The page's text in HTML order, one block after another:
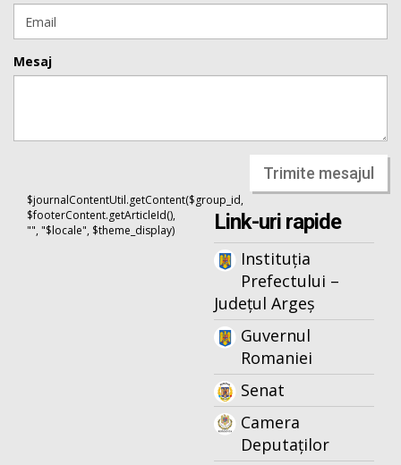
Mesaj
Trimite mesajul
$journalContentUtil.getContent($group_id,
$footerContent.getArticleId(),
"", "$locale", $theme_display)
Link-uri rapide
Instituția
Prefectului –
Județul Argeș
Guvernul
Romaniei
Senat
Camera
Deputaților